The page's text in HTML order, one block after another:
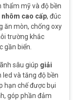
thẩm mỹ và độ bền
nhôm cao cấp, đúc
ăn mòn, chống oxy
trường khắc
gần biển.
sâu giúp giải
led và tăng độ bền
hạn chế được bụi
góp phần đảm